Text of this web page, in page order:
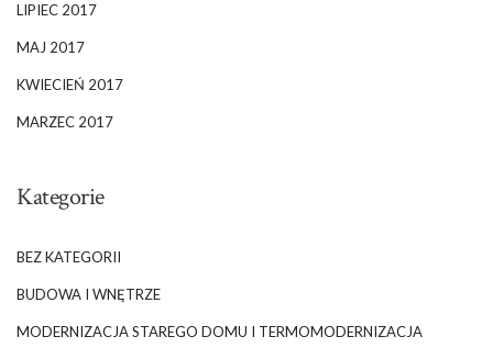
LIPIEC 2017
MAJ 2017
KWIECIEŃ 2017
MARZEC 2017
Kategorie
BEZ KATEGORII
BUDOWA I WNĘTRZE
MODERNIZACJA STAREGO DOMU I TERMOMODERNIZACJA